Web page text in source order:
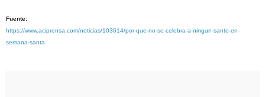
Fuente:
https://www.aciprensa.com/noticias/103614/por-que-no-se-celebra-a-ningun-santo-en-
semana-santa